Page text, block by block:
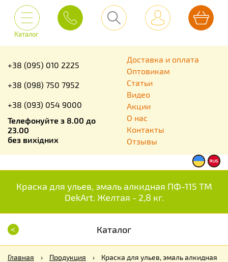
Каталог
+38 (095) 010 2225
+38 (098) 750 7952
+38 (093) 054 9000
Телефонуйте з 8.00 до
23.00
без вихідних
Доставка и оплата
Оптовикам
Статьи
Видео
Акции
О нас
Контакты
Отзывы
Краска для ульев, эмаль алкидная ПФ-115 TM
DekArt. Желтая - 2,8 кг.
< Каталог
Главная › Продукция ›
Краска для ульев, эмаль алкидная